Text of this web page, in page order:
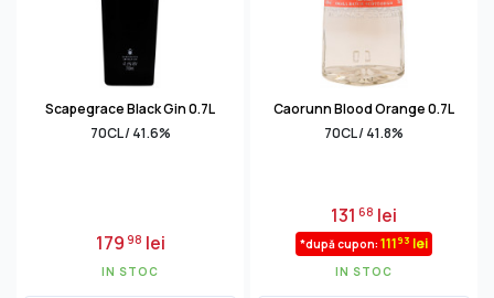
Scapegrace Black Gin 0.7L
70CL / 41.6%
17998 lei
IN STOC
Caorunn Blood Orange 0.7L
70CL / 41.8%
13168 lei
*după cupon: 11193 lei
IN STOC